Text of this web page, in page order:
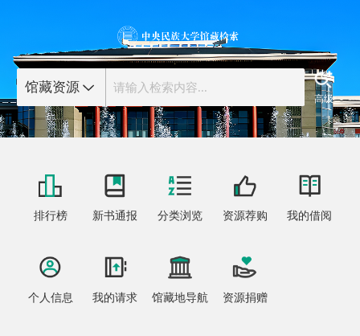
馆藏资源 请输入检索内容...
高级
排行榜 新书通报 分类浏览 资源荐购 我的借阅
个人信息 我的请求 馆藏地导航 资源捐赠